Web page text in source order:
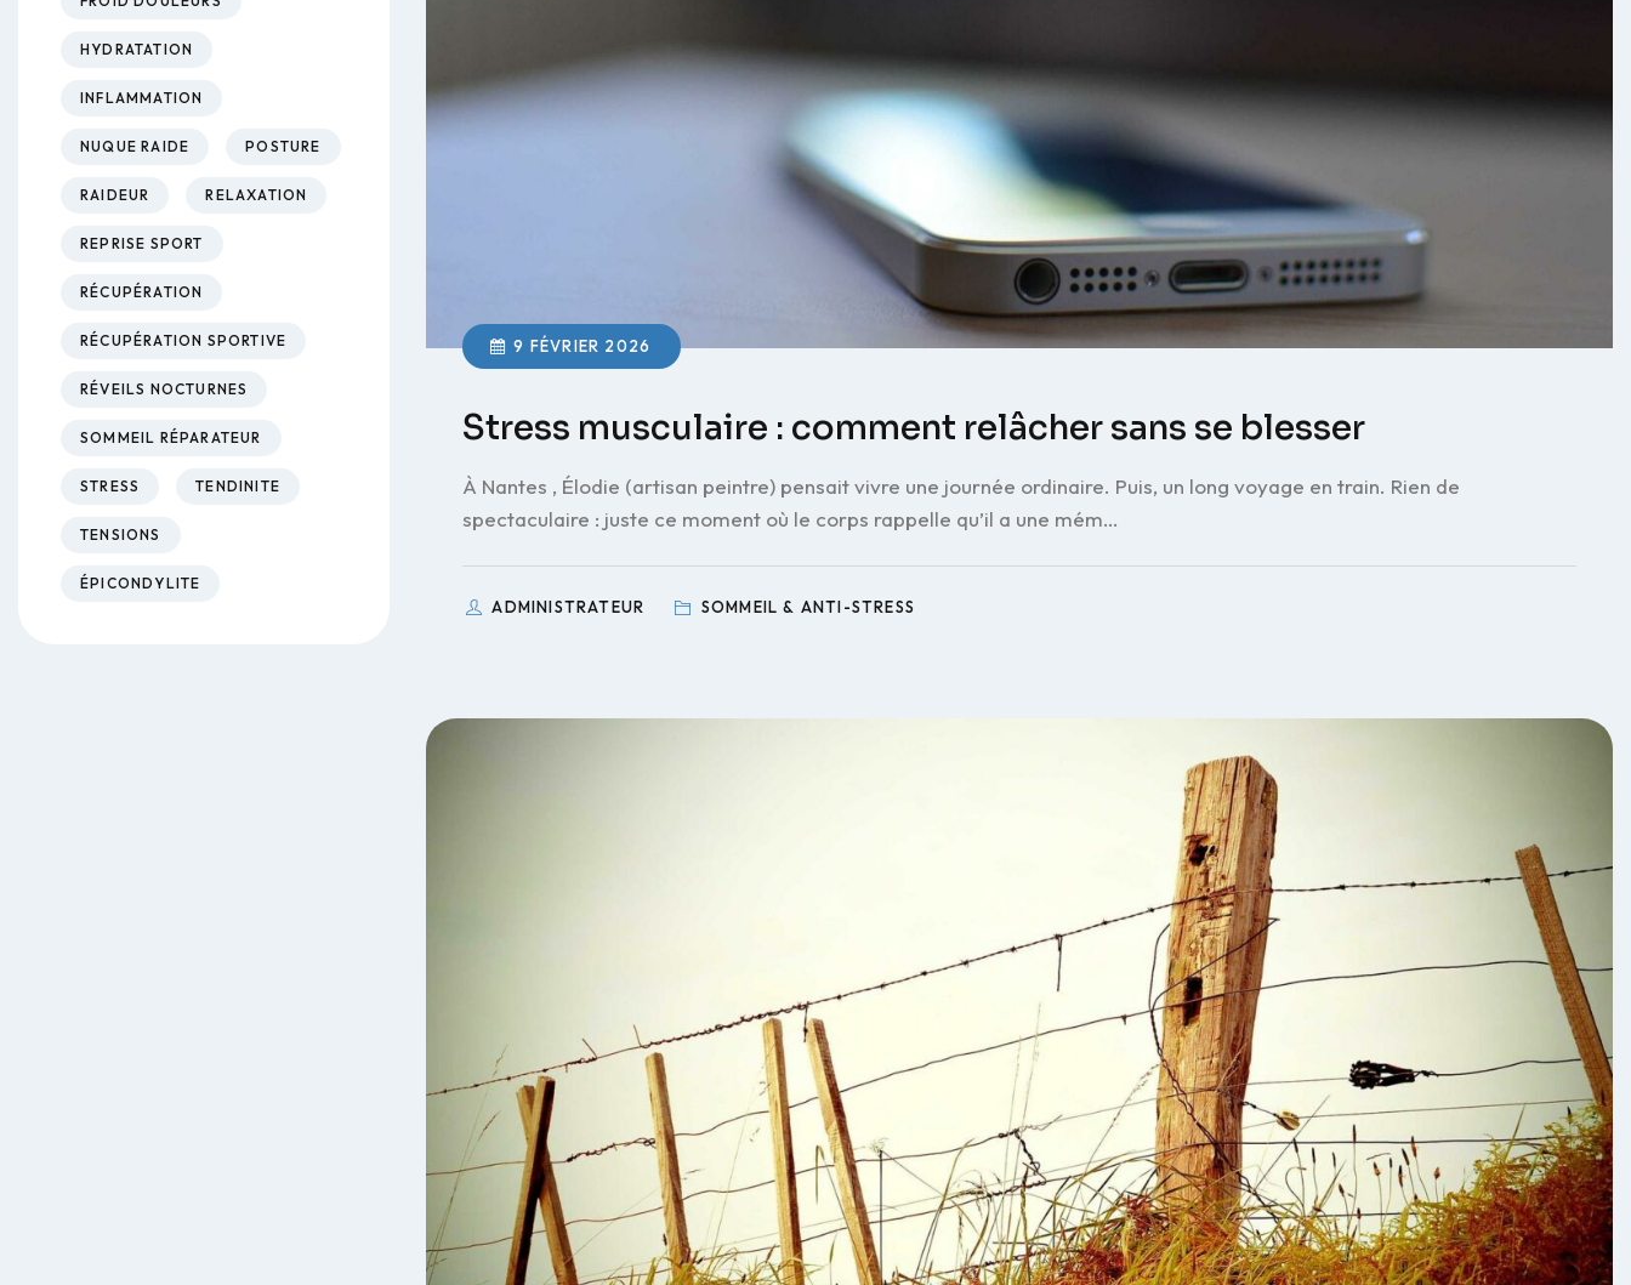
9 FÉVRIER 2026
Stress musculaire : comment relâcher sans se blesser
À Nantes , Élodie (artisan peintre) pensait vivre une journée ordinaire. Puis, un long voyage en train. Rien de
spectaculaire : juste ce moment où le corps rappelle qu’il a une mém…
ADMINISTRATEUR SOMMEIL & ANTI-STRESS
HYDRATATION
INFLAMMATION
NUQUE RAIDE POSTURE
RAIDEUR RELAXATION
REPRISE SPORT
RÉCUPÉRATION
RÉCUPÉRATION SPORTIVE
RÉVEILS NOCTURNES
SOMMEIL RÉPARATEUR
STRESS TENDINITE
TENSIONS
ÉPICONDYLITE